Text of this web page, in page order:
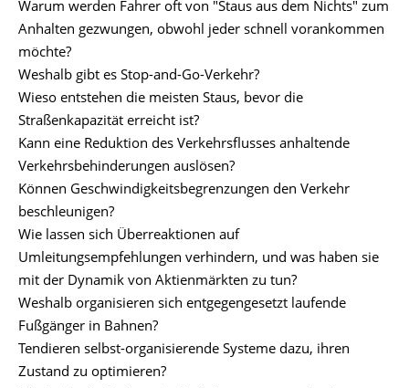
Warum werden Fahrer oft von "Staus aus dem Nichts" zum
Anhalten gezwungen, obwohl jeder schnell vorankommen
möchte?
Weshalb gibt es Stop-and-Go-Verkehr?
Wieso entstehen die meisten Staus, bevor die
Straßenkapazität erreicht ist?
Kann eine Reduktion des Verkehrsflusses anhaltende
Verkehrsbehinderungen auslösen?
Können Geschwindigkeitsbegrenzungen den Verkehr
beschleunigen?
Wie lassen sich Überreaktionen auf
Umleitungsempfehlungen verhindern, und was haben sie
mit der Dynamik von Aktienmärkten zu tun?
Weshalb organisieren sich entgegengesetzt laufende
Fußgänger in Bahnen?
Tendieren selbst-organisierende Systeme dazu, ihren
Zustand zu optimieren?